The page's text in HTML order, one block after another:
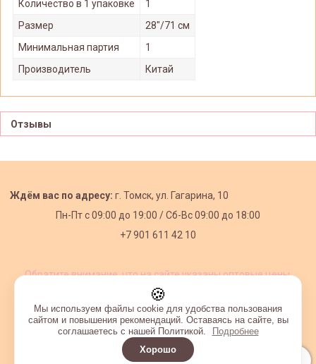
Количество в 1 упаковке
1
Размер
28"/71 см
Минимальная партия
1
Производитель
Китай
Отзывы
Ждём вас по адресу: г. Томск, ул. Гагарина, 10
Пн-Пт с09:00 до 19:00 /Сб-Вс 09:00 до 18:00
+7 901 611 42 10
Обратите внимание, что на сайте указаны оптовые цены,
Интернет-магазин создан на InSales
🍪
Мы используем файлы cookie для удобства пользования
сайтом и повышения рекомендаций. Оставаясь на сайте, вы
соглашаетесь с нашей Политикой.
Подробнее
Хорошо